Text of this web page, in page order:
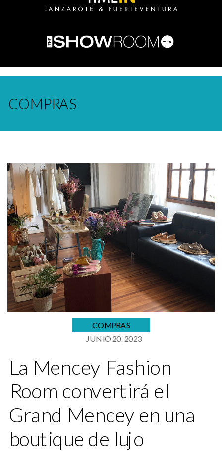
COMPRAS
COMPRAS
JUNIO 20, 2023
La Mencey Fashion
Room convertirá el
Grand Mencey en una
boutique de lujo